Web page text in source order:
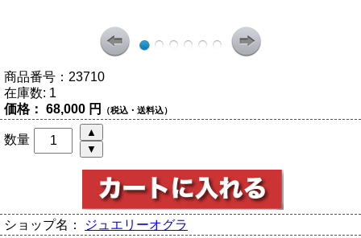
商品番号： 23710
在庫数: 1
価格： 68,000 円 （税込・送料込）
数量
ショップ名：
ジュエリーオグラ